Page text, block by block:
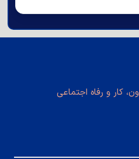
کار و رفاه اجتماعی